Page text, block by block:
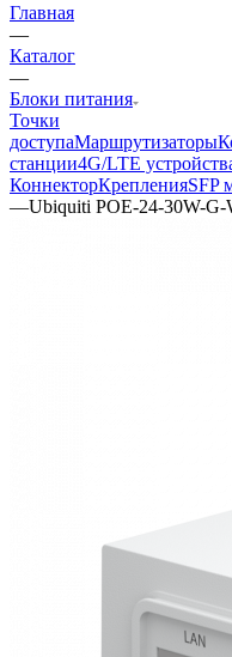
Главная
—
Каталог
—
Блоки питания
Точки
доступаМаршрутизаторы
станции4G/LTE
КоннекторКрепленияSFP
—Ubiquiti POE-24-30W-G-